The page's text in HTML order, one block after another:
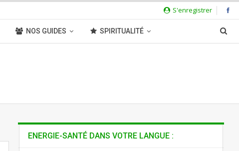
S'enregistrer
NOS GUIDES SPIRITUALITÉ
ENERGIE-SANTÉ DANS VOTRE LANGUE :